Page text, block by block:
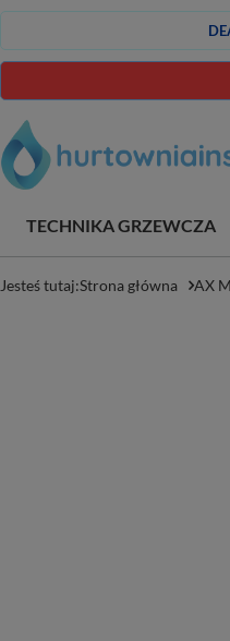
TECHNIKA GRZEWCZA
Jesteś tutaj:Strona główna AX